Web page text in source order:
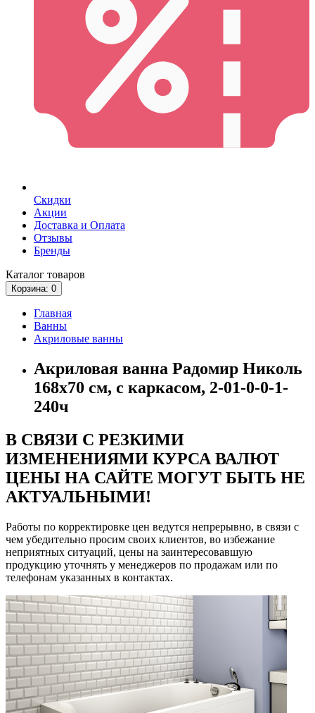
Скидки
Акции
Доставка и Оплата
Отзывы
Бренды
Каталог товаров
Корзина: 0
Главная
Ванны
Акриловые ванны
Акриловая ванна Радомир Николь
168x70 см, c каркасом, 2-01-0-0-1-
240ч
В СВЯЗИ С РЕЗКИМИ
ИЗМЕНЕНИЯМИ КУРСА ВАЛЮТ
ЦЕНЫ НА САЙТЕ МОГУТ БЫТЬ НЕ
АКТУАЛЬНЫМИ!
Работы по корректировке цен ведутся непрерывно, в связи с
чем убедительно просим своих клиентов, во избежание
неприятных ситуаций, цены на заинтересовавшую
продукцию уточнять у менеджеров по продажам или по
телефонам указанных в контактах.